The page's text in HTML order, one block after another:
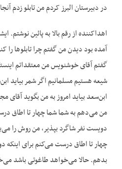
در دبیرستان البرز کردم من تابلو زدم
اهدا‌کننده از رقم بالا به پائین نوشتم.
آمده بود دیدن من گفتم چرا تابلوها
گفتم آقای خوشنویس من معتقداتم
شیعه هستیم مسلمانیم اگر شمر بیاید
ابن‌سعد بیاید امروز به من بگوید آقای
من می‌دهم به شما شما چهار تا اطاق
دویست نفر شاگرد بپذیر، من روش را
چهار تا اطاق درست می‌کنم برای اینکه
بدهم. حالا می‌خواهد طاغوتی باشد